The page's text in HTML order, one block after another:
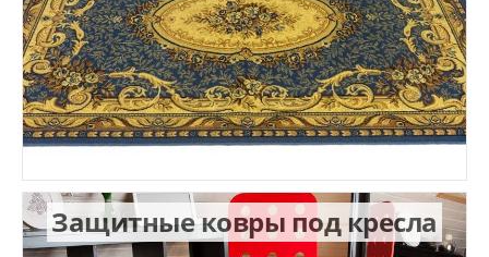
Защитные ковры под кресла